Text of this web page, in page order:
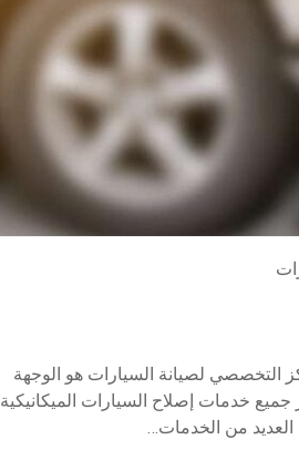
التخصصي لصيانة السيارات هو الوجهة
جميع خدمات إصلاح السيارات الميكانيكية
من الخدمات…